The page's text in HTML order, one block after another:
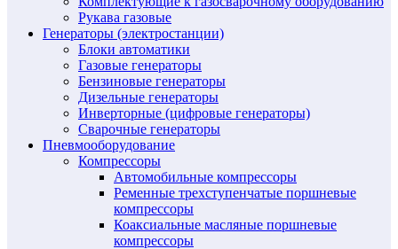
Рукава газовые
Генераторы (электростанции)
Блоки автоматики
Газовые генераторы
Бензиновые генераторы
Дизельные генераторы
Инверторные (цифровые генераторы)
Сварочные генераторы
Пневмооборудование
Компрессоры
Автомобильные компрессоры
Ременные трехступенчатые поршневые
компрессоры
Коаксиальные масляные поршневые
компрессоры